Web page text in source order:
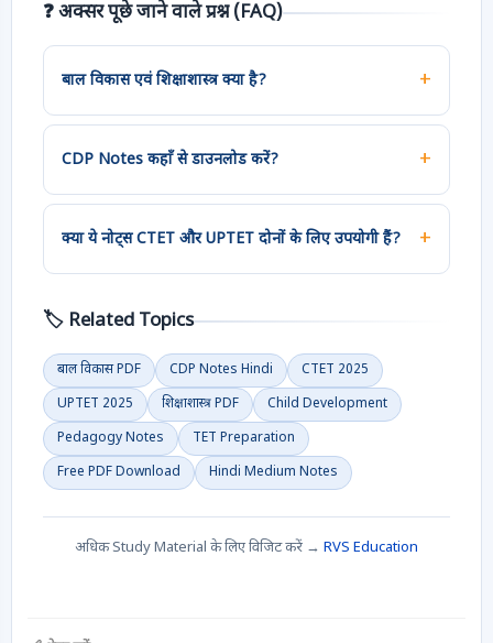
❓ अक्सर पूछे जाने वाले प्रश्न (FAQ)
बाल विकास एवं शिक्षाशास्त्र क्या है?
बाल विकास एवं शिक्षाशास्त्र (CDP) CTET और UPTET का एक
अनिवार्य विषय है। यह बच्चों के मानसिक, शारीरिक और सामाजिक
CDP Notes कहाँ से डाउनलोड करें?
RVS Education पर बाल विकास एवं शिक्षाशास्त्र के 7 भागों में
PDF नोट्स निःशुल्क उपलब्ध हैं। ऊपर दिए गए Download बटन
से सीधे Google Drive से प्राप्त करें।
क्या ये नोट्स CTET और UPTET दोनों के लिए उपयोगी हैं?
TET परीक्षाओं के लिए समान रूप से उपयोगी हैं।
🏷️ Related Topics
बाल विकास PDF CDP Notes Hindi
CTET 2025
UPTET 2025
शिक्षाशास्त्र PDF
Child Development
Pedagogy Notes
TET Preparation
Free PDF Download
Hindi Medium Notes
अधिक Study Material के लिए विजिट करें → RVS Education